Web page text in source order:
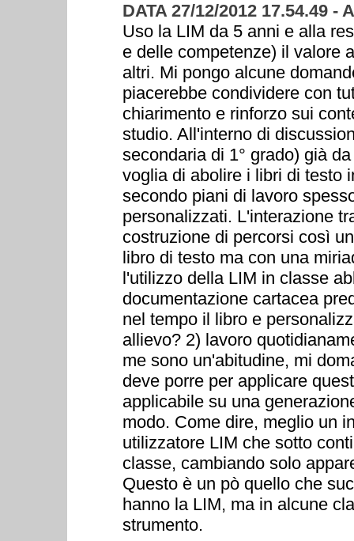
DATA 27/12/2012 17.54.49 -
Uso la LIM da 5 anni e alla
e delle competenze) il valore
altri. Mi pongo alcune
piacerebbe condividere con
chiarimento e rinforzo sui
studio. All'interno di
secondaria di 1° grado) già
voglia di abolire i libri di testo
secondo piani di lavoro
personalizzati. L'interazione
costruzione di percorsi così
libro di testo ma con una
l'utilizzo della LIM in classe
documentazione cartacea
nel tempo il libro e
allievo? 2) lavoro
me sono un'abitudine, mi
deve porre per applicare
applicabile su una
modo. Come dire, meglio un
utilizzatore LIM che sotto
classe, cambiando solo
Questo è un pò quello che
hanno la LIM, ma in alcune
strumento.